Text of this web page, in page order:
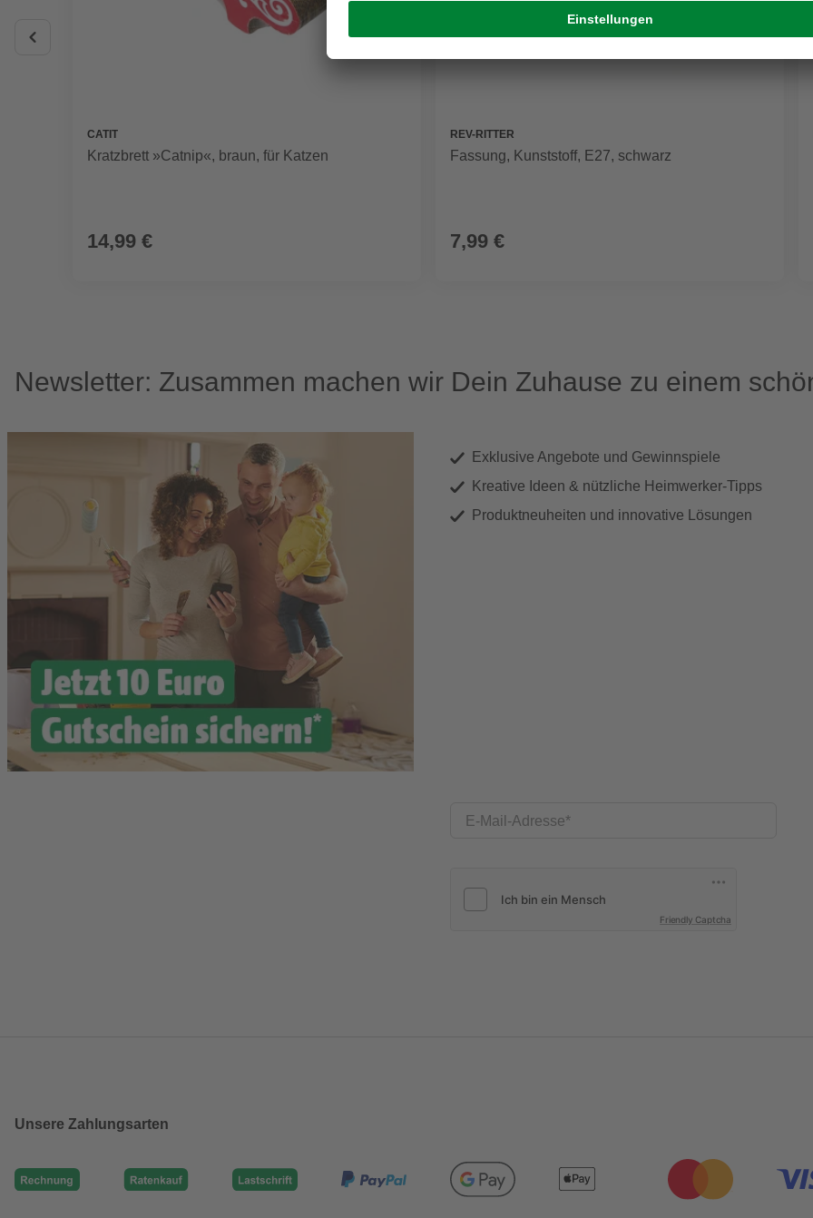
CATIT
Kratzbrett »Catnip«, braun, für Katzen
14,99 €
REV-RITTER
Fassung, Kunststoff, E27, schwarz
7,99 €
Newsletter: Zusammen machen wir Dein Zuhause zu einem
Exklusive Angebote und Gewinnspiele
Kreative Ideen & nützliche Heimwerker-Tipps
Produktneuheiten und innovative Lösungen
E-Mail-Adresse
Friendly Captcha
Unsere Zahlungsarten